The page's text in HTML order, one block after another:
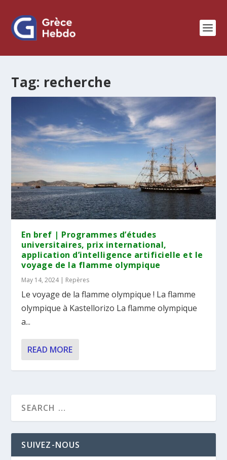
Tag: recherche
En bref | Programmes d’études
universitaires, prix international,
application d’intelligence artificielle et le
voyage de la flamme olympique
May 14, 2024| Repères
Le voyage de la flamme olympique ! La flamme
olympique à Kastellorizo La flamme olympique
a...
READ MORE
SUIVEZ-NOUS